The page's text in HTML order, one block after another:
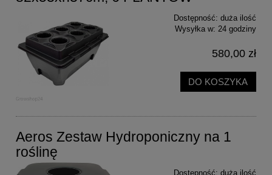
Dostępność: duża ilość
Wysyłka w: 24 godziny
580,00 zł
DO KOSZYKA
Aeros Zestaw Hydroponiczny na 1
roślinę
Dostępność: duża ilość